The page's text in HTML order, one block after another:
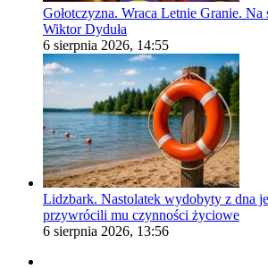
Gołotczyzna. Wraca Letnie Granie. Na
Wiktor Dyduła
6 sierpnia 2026, 14:55
Lidzbark. Nastolatek wydobyty z dna
przywrócili mu czynności życiowe
6 sierpnia 2026, 13:56